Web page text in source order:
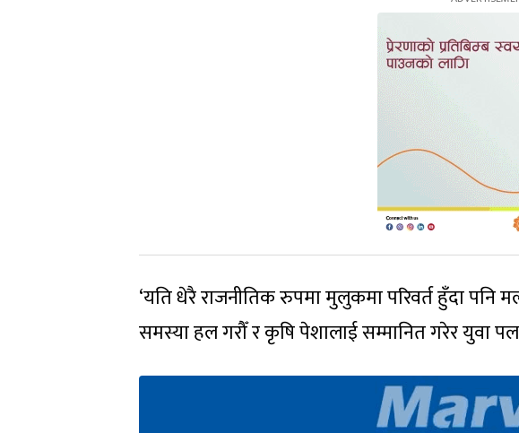
‘यति धेरै राजनीतिक रुपमा मुलुकमा परिवर्त हुँदा
समस्या हल गरौँ र कृषि पेशालाई सम्मानित गरेर युवा